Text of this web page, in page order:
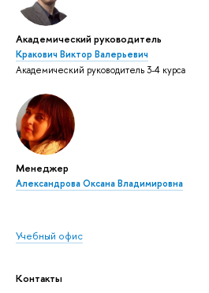
Академический руководитель
Кракович Виктор Валерьевич
Академический руководитель 3-4 курса
Менеджер
Александрова Оксана Владимировна
Учебный офис
Контакты